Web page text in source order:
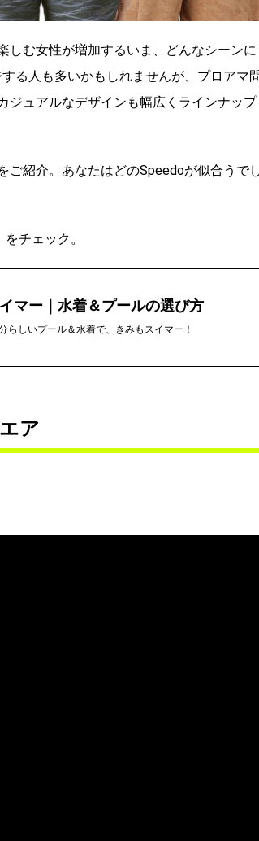
しむ女性が増加するいま、どんなシーンに
る人も多いかもしれませんが、プロアマ
ジュアルなデザインも幅広くラインナップ
ご紹介。あなたはどのSpeedoが似合うで
チェック。
マー｜水着＆プールの選び方
しいプール＆水着で、きみもスイマー！
ア